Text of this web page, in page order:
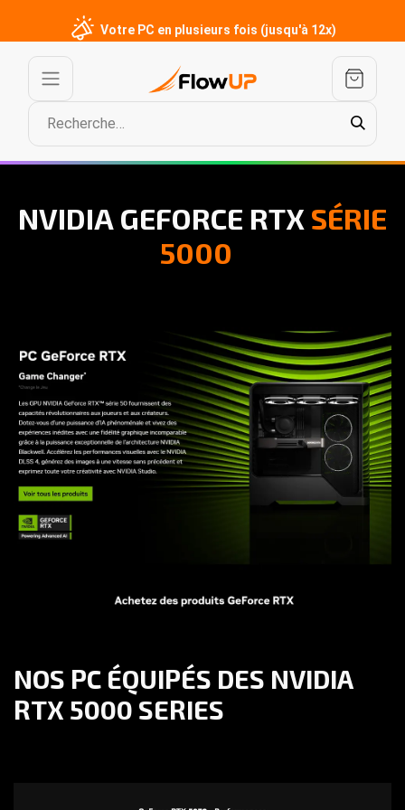
Votre PC en plusieurs fois (jusqu'à 12x)
NVIDIA GEFORCE RTX SÉRIE
5000
NOS PC ÉQUIPÉS DES NVIDIA
RTX 5000 SERIES